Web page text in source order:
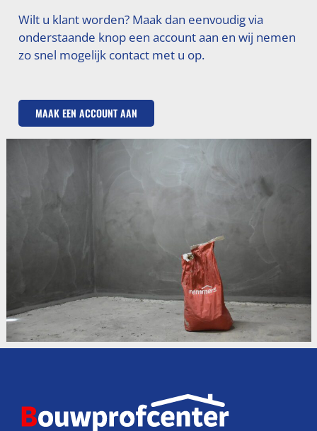
Wilt u klant worden? Maak dan eenvoudig via
onderstaande knop een account aan en wij nemen
zo snel mogelijk contact met u op.
MAAK EEN ACCOUNT AAN